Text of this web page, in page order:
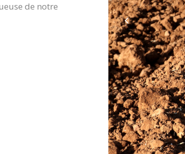
de notre